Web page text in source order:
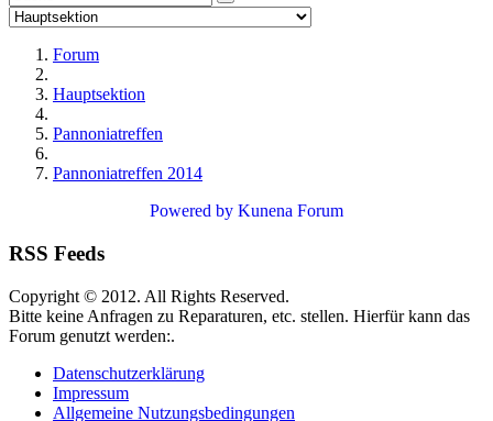
Forum
Hauptsektion
Pannoniatreffen
Pannoniatreffen 2014
Powered by Kunena Forum
RSS Feeds
Copyright © 2012. All Rights Reserved.
Bitte keine Anfragen zu Reparaturen, etc. stellen. Hierfür kann das
Forum genutzt werden:.
Datenschutzerklärung
Impressum
Allgemeine Nutzungsbedingungen